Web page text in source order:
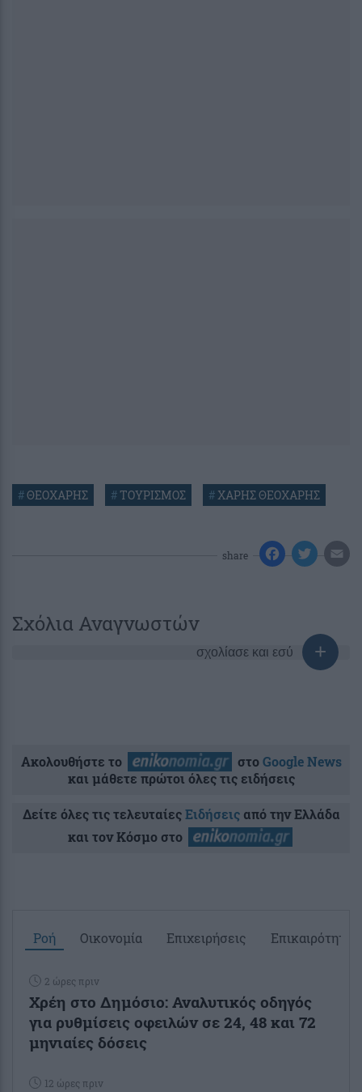
#ΘΕΟΧΑΡΗΣ # ΤΟΥΡΙΣΜΟΣ #ΧΑΡΗΣ ΘΕΟΧΑΡΗΣ
share
Σχόλια Αναγνωστών
σχολίασε και εσύ
Ακολουθήστε το στοGoogle News
και μάθετε πρώτοι όλες τις ειδήσεις
Δείτε όλες τις τελευταίεςΕιδήσειςαπό την Ελλάδα
και τον Κόσμο στο
Ροή Οικονομία Επιχειρήσεις Επικαιρότητα
2 ώρες πριν
Χρέη στο Δημόσιο: Αναλυτικός οδηγός
για ρυθμίσεις οφειλών σε 24, 48 και 72
μηνιαίες δόσεις
12 ώρες πριν